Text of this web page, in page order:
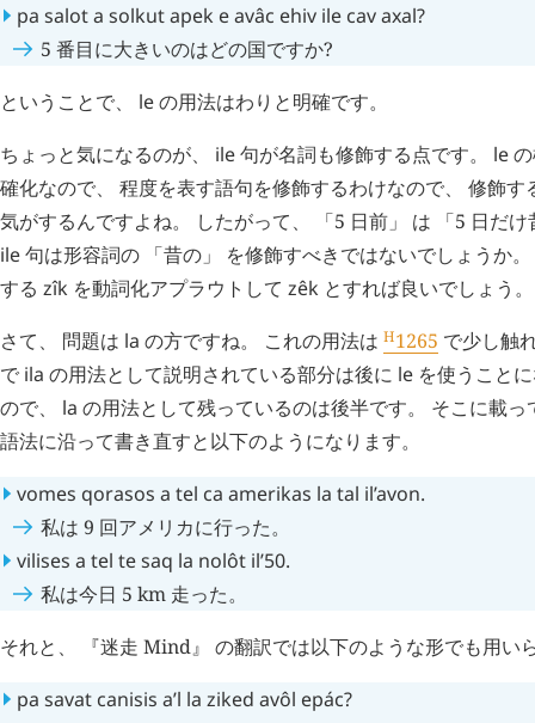
pa salota solkutapek eavâc ehiv ile cavaxal?
5 番目に大きいのはどの国ですか?
ということで、 leの用法はわりと明確です。
ちょっと気になるのが、 ile句が名詞も修飾する点です。 le
確化なので、 程度を表す語句を修飾するわけなので、 修飾
気がするんですよね。 したがって、 「5 日前」 は 「5 日だ
ile句は形容詞の 「昔の」 を修飾すべきではないでしょうか
する zîk を動詞化アプラウトして zêk とすれば良いでしょう。
さて、 問題は la の方ですね。 これの用法は H1265 で少し触
で ila の用法として説明されている部分は後に le を使うこと
ので、 la の用法として残っているのは後半です。 そこに載
語法に沿って書き直すと以下のようになります。
vomes qorasos a tel ca amerikas la tal il’avon.
私は 9 回アメリカに行った。
vilises a tel tesaq la nolôt il’50.
私は今日 5 km 走った。
それと、 『迷走 Mind』 の翻訳では以下のような形でも用い
pa savat canisis a’l la ziked avôl epác?